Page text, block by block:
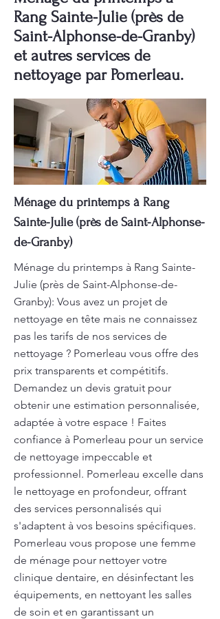
Rang Sainte-Julie (près de
Saint-Alphonse-de-Granby)
et autres services de
nettoyage par Pomerleau.
Ménage du printemps à Rang
Sainte-Julie (près de Saint-Alphonse-
de-Granby)
Ménage du printemps à Rang Sainte-
Julie (près de Saint-Alphonse-de-
Granby): Vous avez un projet de
nettoyage en tête mais ne connaissez
pas les tarifs de nos services de
nettoyage ? Pomerleau vous offre des
prix transparents et compétitifs.
Demandez un devis gratuit pour
obtenir une estimation personnalisée,
adaptée à votre espace ! Faites
confiance à Pomerleau pour un service
de nettoyage impeccable et
professionnel. Pomerleau excelle dans
le nettoyage en profondeur, offrant
des services personnalisés qui
s'adaptent à vos besoins spécifiques.
Pomerleau vous propose une femme
de ménage pour nettoyer votre
clinique dentaire, en désinfectant les
équipements, en nettoyant les salles
de soin et en garantissant un